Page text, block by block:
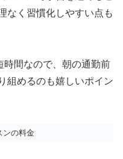
なく習慣化しやすい点も
時間なので、朝の通勤前
組めるのも嬉しいポイン
ンの料金